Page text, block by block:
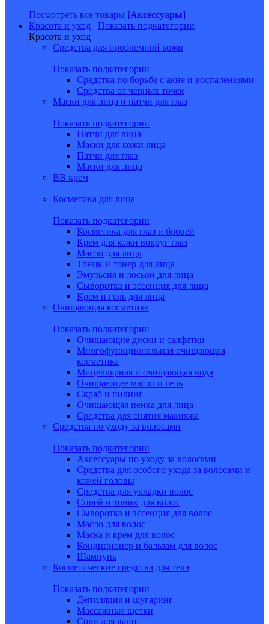
Посмотреть все товары [Аксессуары]
Красота и уход
Показать подкатегории
Красота и уход
Средства для проблемной кожи
Показать подкатегории
Средства по борьбе с акне и воспалениями
Средства от черных точек
Маски для лица и патчи для глаз
Показать подкатегории
Патчи для лица
Маски для кожи лица
Патчи для глаз
Маски для лица
BB крем
Косметика для лица
Показать подкатегории
Косметика для глаз и бровей
Крем для кожи вокруг глаз
Масло для лица
Тоник и тонер для лица
Эмульсия и лосьон для лица
Сыворотка и эссенция для лица
Крем и гель для лица
Очищающая косметика
Показать подкатегории
Очищающие диски и салфетки
Многофункциональная очищающая
косметика
Мицеллярная и очищающая вода
Очищающее масло и гель
Скраб и пилинг
Очищающая пенка для лица
Средства для снятия макияжа
Средства по уходу за волосами
Показать подкатегории
Аксессуары по уходу за волосами
Средства для особого ухода за волосами и
кожей головы
Средства для укладки волос
Спрей и тоник для волос
Сыворотка и эссенция для волос
Масло для волос
Маска и крем для волос
Кондиционер и бальзам для волос
Шампунь
Косметические средства для тела
Показать подкатегории
Депиляция и шугаринг
Массажные щетки
Соли для ванн